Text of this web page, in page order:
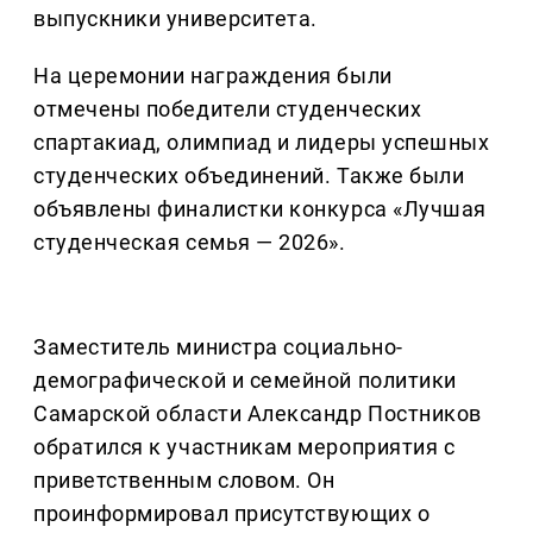
выпускники университета.
На церемонии награждения были
отмечены победители студенческих
спартакиад, олимпиад и лидеры успешных
студенческих объединений. Также были
объявлены финалистки конкурса «Лучшая
студенческая семья — 2026».
Заместитель министра социально-
демографической и семейной политики
Самарской области Александр Постников
обратился к участникам мероприятия с
приветственным словом. Он
проинформировал присутствующих о